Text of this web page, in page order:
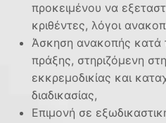
προκειμένου να
κριθέντες, λόγοι
Άσκηση ανακοπής κατά
πράξης, στηριζόμενη
εκκρεμοδικίας και
διαδικασίας,
Επιμονή σε